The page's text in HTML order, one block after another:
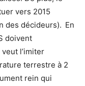
vers 2015
des décideurs). En
doivent
l’imiter
terrestre à 2
rein qui